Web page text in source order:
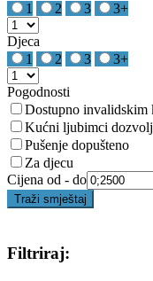
1
2 3 3+
Djeca
1
2 3 3+
Pogodnosti
Dostupno invalidskim
Kućni ljubimci
Pušenje dopušteno
Za djecu
Cijena od - do
Traži smještaj
Filtriraj: